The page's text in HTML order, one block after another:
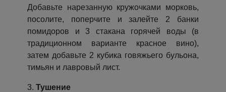
Добавьте нарезанную кружочками морковь,
посолите, поперчите и залейте 2 банки
помидоров и 3 стакана горячей воды (в
традиционном варианте красное вино),
затем добавьте 2 кубика говяжьего бульона,
тимьян и лавровый лист.
3. Тушение